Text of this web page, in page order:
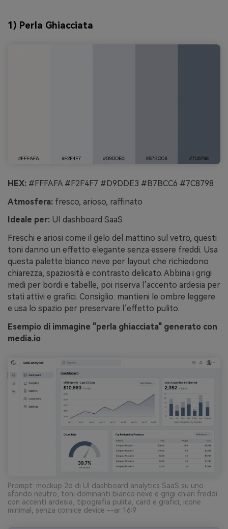
1) Perla Ghiacciata
HEX: #FFFAFA #F2F4F7 #D9DDE3 #B7BCC6 #7C8798
Atmosfera: fresco, arioso, raffinato
Ideale per: UI dashboard SaaS
Freschi e ariosi come il gelo del mattino sul vetro, questi
toni danno un effetto elegante senza essere freddi. Usa
questa palette bianco neve per layout che richiedono
chiarezza, spaziosità e contrasto delicato. Abbina i grigi
medi per bordi e tabelle, poi riserva l’accento ardesia per
stati attivi e grafici. Consiglio: mantieni le ombre leggere
e usa lo spazio per preservare l’effetto pulito.
Esempio di immagine "perla ghiacciata" generato con
media.io
Prompt: mockup 2d di UI dashboard analytics SaaS su uno
sfondo neutro, toni dominanti bianco neve e grigi chiari freddi
con accenti ardesia, tipografia pulita, card e grafici, icone
minimal, senza cornice device --ar 16:9